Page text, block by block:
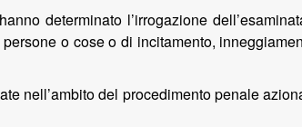
determinato l’irrogazione
o cose o di incitamento,
nell’ambito del procedimento penale